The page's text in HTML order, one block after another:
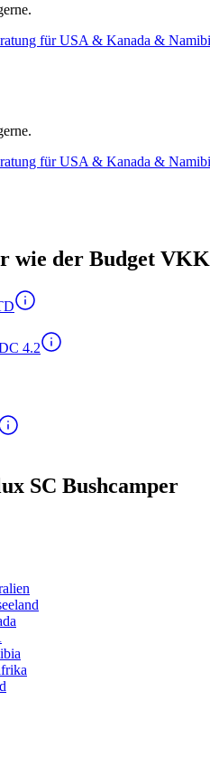
für USA & Kanada &
für USA & Kanada &
wie der Budget
4.2
SC Bushcamper